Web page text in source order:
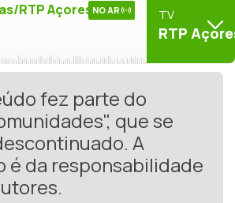
RTP Açores NO AR TV
RTP
fez parte do
que se
A
é da responsabilidade